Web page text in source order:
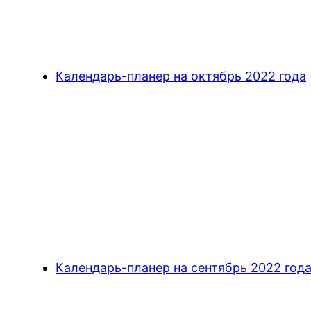
Календарь-планер на октябрь 2022 года
Календарь-планер на сентябрь 2022 года